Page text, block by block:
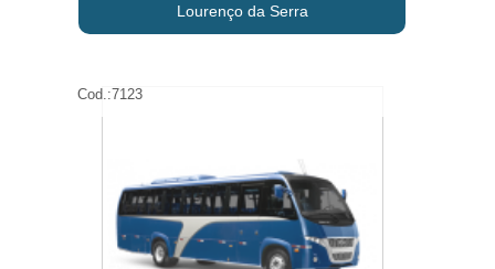
Lourenço da Serra
Cod.:7123